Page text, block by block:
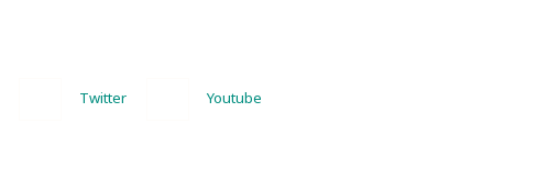
Twitter Youtube